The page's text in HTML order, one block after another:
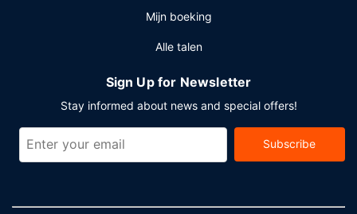
Mijn boeking
Alle talen
Sign Up for Newsletter
Stay informed about news and special offers!
Subscribe